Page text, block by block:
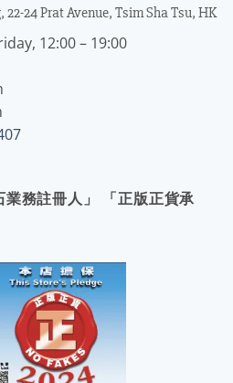
24 Prat Avenue, Tsim Sha Tsu, HK
12:00 – 19:00
業務註冊人」 「正版正貨承